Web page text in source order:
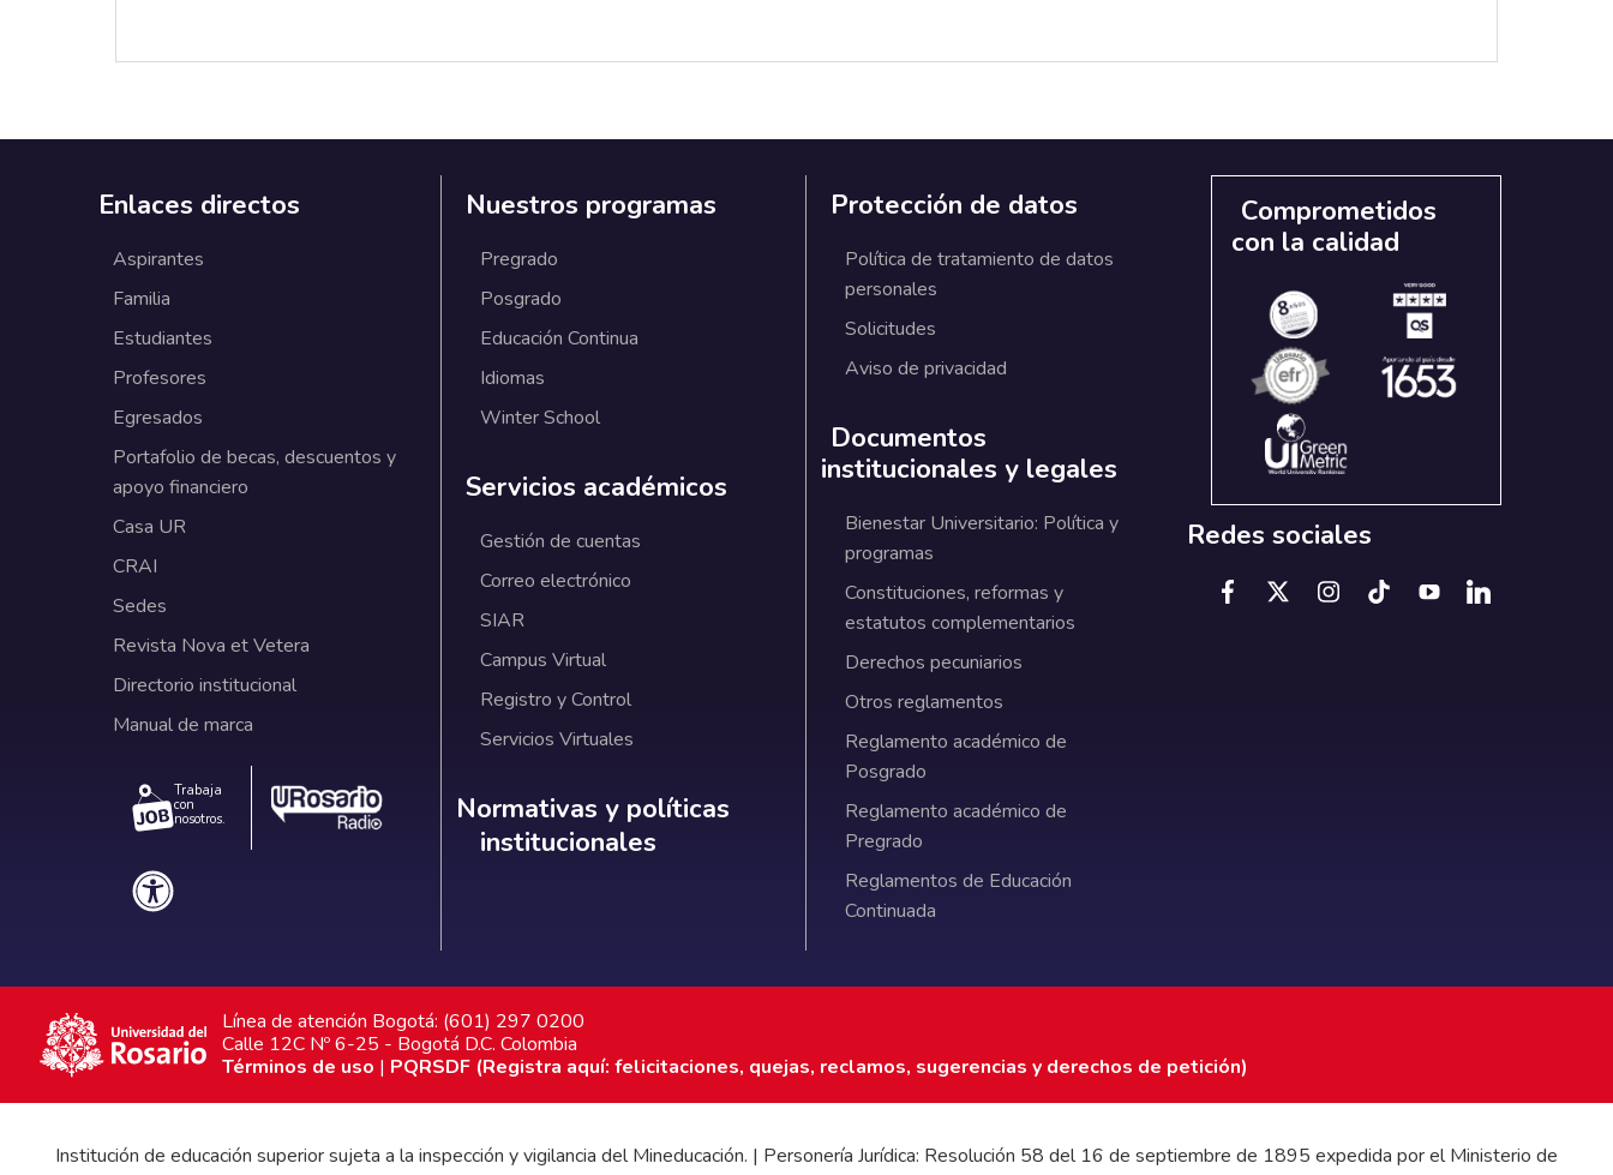
Enlaces directos
Aspirantes
Familia
Estudiantes
Profesores
Egresados
Portafolio de becas, descuentos y
apoyo financiero
Casa UR
CRAI
Sedes
Revista Nova et Vetera
Directorio institucional
Manual de marca
Trabaja
con
nosotros.
Nuestros programas
Pregrado
Posgrado
Educación Continua
Idiomas
Winter School
Servicios académicos
Gestión de cuentas
Correo electrónico
SIAR
Campus Virtual
Registro y Control
Servicios Virtuales
Normativas y políticas institucionales
Normativas y políticas
institucionales
Protección de datos
Política de tratamiento de datos
personales
Solicitudes
Aviso de privacidad
Documentos
institucionales y legales
Bienestar Universitario: Política y
programas
Constituciones, reformas y
estatutos complementarios
Derechos pecuniarios
Otros reglamentos
Reglamento académico de
Posgrado
Reglamento académico de
Pregrado
Reglamentos de Educación
Continuada
Comprometidos
con la calidad
Redes sociales
Línea de atención Bogotá: (601) 297 0200
Calle 12C Nº 6-25 - Bogotá D.C. Colombia
Términos de uso | PQRSDF (Registra aquí: felicitaciones, quejas, reclamos, sugerencias y derechos de petición)
Institución de educación superior sujeta a la inspección y vigilancia del Mineducación. | Personería Jurídica: Resolución 58 del 16 de septiembre de 1895 expedida por el Ministerio de